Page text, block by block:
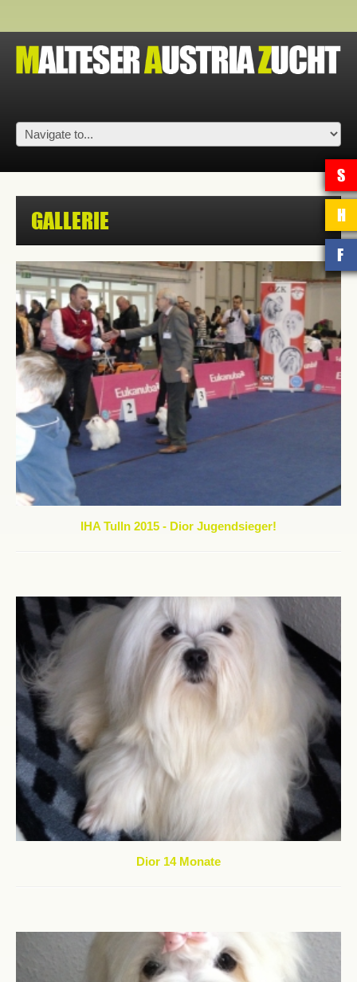
S
H
F
GALLERIE
IHA Tulln 2015 - Dior Jugendsieger!
Dior 14 Monate